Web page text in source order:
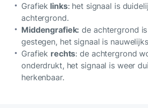
Grafiek links: het signaal is
achtergrond.
Middengrafiek: de achtergrond
gestegen, het signaal is
Grafiek rechts: de achtergrond
onderdrukt, het signaal is weer
herkenbaar.